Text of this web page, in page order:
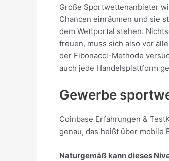
Große Sportwettenanbieter
Chancen einräumen und sie
dem Wettportal stehen.
freuen, muss sich also vor
der Fibonacci-Methode
auch jede Handelsplattform
Gewerbe
Coinbase Erfahrungen &
genau, das heißt über mobile
Naturgemäß kann dieses